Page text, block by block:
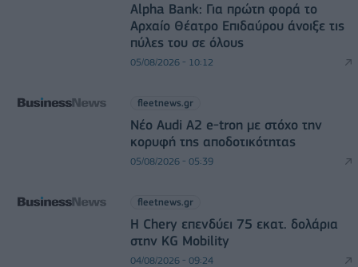
Alpha Bank: Για πρώτη φορά το
Αρχαίο Θέατρο Επιδαύρου άνοιξε τις
πύλες του σε όλους
05/08/2026 - 10:12
fleetnews.gr
Νέο Audi A2 e-tron με στόχο την
κορυφή της αποδοτικότητας
05/08/2026 - 05:39
fleetnews.gr
Η Chery επενδύει 75 εκατ. δολάρια
στην KG Mobility
04/08/2026 - 09:24